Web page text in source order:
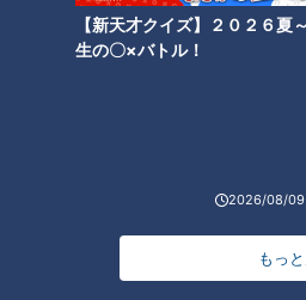
【新天才クイズ】２０２６夏
生の〇×バトル！
2026/08/09
もっ
ベッドルームにはベッドが4台、ソ
景の星空をより楽しむことができ